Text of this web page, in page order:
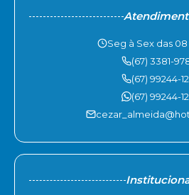
Seg à Sex das 08
(67) 3381-
(67) 99244-
(67) 99244-